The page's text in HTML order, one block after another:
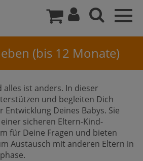
(bis 12 Monate)
alles ist anders. In dieser
und begleiten Dich
Entwicklung Deines Babys. Sie
sicheren Eltern-Kind-
für Deine Fragen und bieten
Austausch mit anderen Eltern in